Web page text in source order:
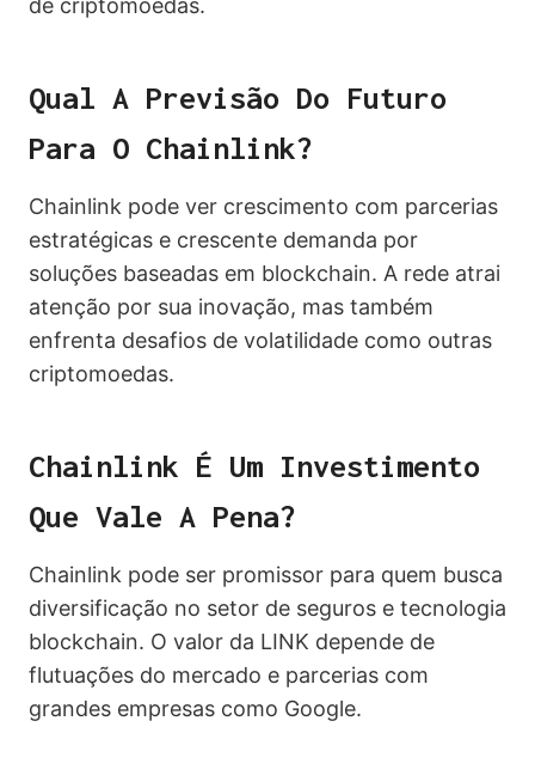
de criptomoedas.
Qual A Previsão Do Futuro
Para O Chainlink?
Chainlink pode ver crescimento com parcerias
estratégicas e crescente demanda por
soluções baseadas em blockchain. A rede atrai
atenção por sua inovação, mas também
enfrenta desafios de volatilidade como outras
criptomoedas.
Chainlink É Um Investimento
Que Vale A Pena?
Chainlink pode ser promissor para quem busca
diversificação no setor de seguros e tecnologia
blockchain. O valor da LINK depende de
flutuações do mercado e parcerias com
grandes empresas como Google.